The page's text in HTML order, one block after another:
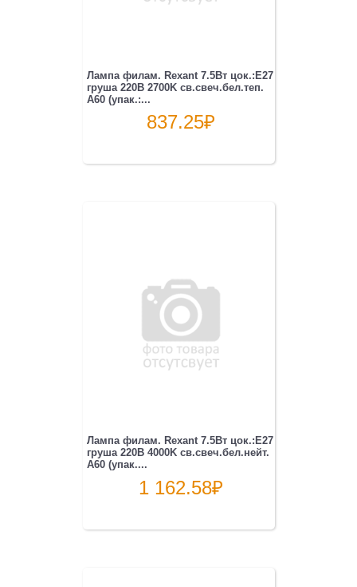
Лампа филам. Rexant 7.5Вт цок.:E27
груша 220B 2700K св.свеч.бел.теп.
A60 (упак.:...
837.25₽
Лампа филам. Rexant 7.5Вт цок.:E27
груша 220B 4000K св.свеч.бел.нейт.
A60 (упак....
1 162.58₽